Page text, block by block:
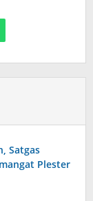
Satgas
Plester